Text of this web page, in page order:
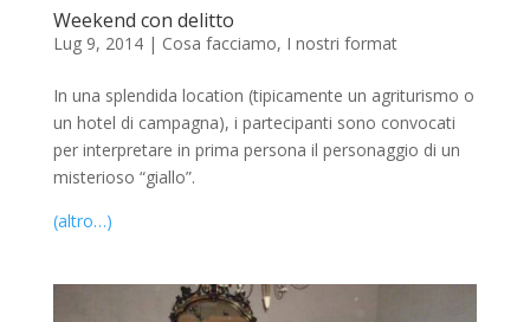
Weekend con delitto
Lug 9, 2014| Cosa facciamo, I nostri format
In una splendida location (tipicamente un agriturismo o
un hotel di campagna), i partecipanti sono convocati
per interpretare in prima persona il personaggio di un
misterioso “giallo”.
(altro…)